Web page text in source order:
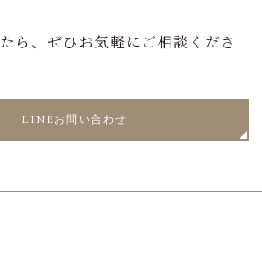
ら、ぜひお気軽にご相談くださ
LINEお問い合わせ